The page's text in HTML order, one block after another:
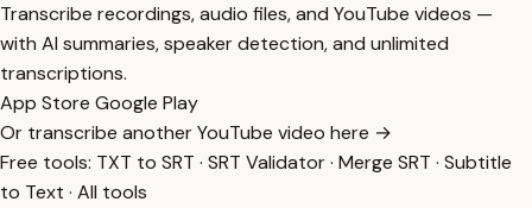
Transcribe recordings, audio files, and YouTube videos —
with AI summaries, speaker detection, and unlimited
transcriptions.
App Store Google Play
Or transcribe another YouTube video here →
Free tools: TXT to SRT · SRT Validator· Merge SRT · Subtitle
to Text · All tools